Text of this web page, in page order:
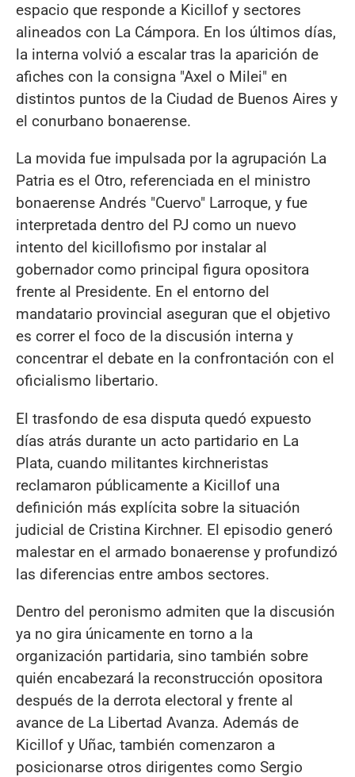
espacio que responde a Kicillof y sectores
alineados con La Cámpora. En los últimos días,
la interna volvió a escalar tras la aparición de
afiches con la consigna "Axel o Milei" en
distintos puntos de la Ciudad de Buenos Aires y
el conurbano bonaerense.
La movida fue impulsada por la agrupación La
Patria es el Otro, referenciada en el ministro
bonaerense Andrés "Cuervo" Larroque, y fue
interpretada dentro del PJ como un nuevo
intento del kicillofismo por instalar al
gobernador como principal figura opositora
frente al Presidente. En el entorno del
mandatario provincial aseguran que el objetivo
es correr el foco de la discusión interna y
concentrar el debate en la confrontación con el
oficialismo libertario.
El trasfondo de esa disputa quedó expuesto
días atrás durante un acto partidario en La
Plata, cuando militantes kirchneristas
reclamaron públicamente a Kicillof una
definición más explícita sobre la situación
judicial de Cristina Kirchner. El episodio generó
malestar en el armado bonaerense y profundizó
las diferencias entre ambos sectores.
Dentro del peronismo admiten que la discusión
ya no gira únicamente en torno a la
organización partidaria, sino también sobre
quién encabezará la reconstrucción opositora
después de la derrota electoral y frente al
avance de La Libertad Avanza. Además de
Kicillof y Uñac, también comenzaron a
posicionarse otros dirigentes como Sergio